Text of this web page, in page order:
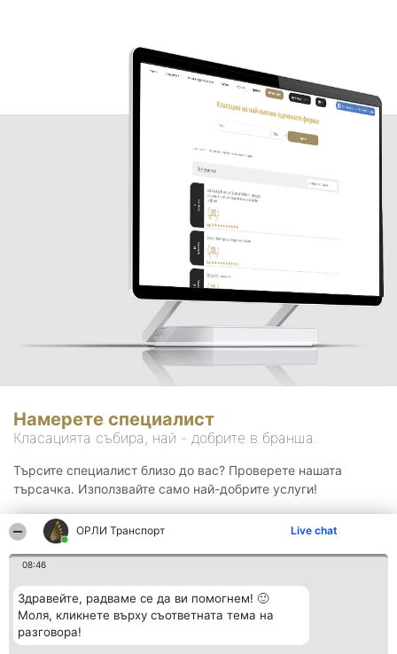
ОРЛИ Транспорт Live chat
08:46
Здравейте, радваме се да ви помогнем! 🙂
Моля, кликнете върху съответната тема на
разговора!
Намерете специалист
Класацията събира, най - добрите в бранша.
Търсите специалист близо до вас? Проверете нашата
търсачка. Използвайте само най-добрите услуги!